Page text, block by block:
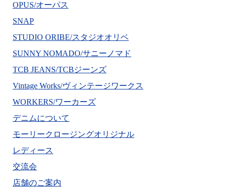
OPUS/オーパス
SNAP
STUDIO ORIBE/スタジオオリベ
SUNNY NOMADO/サニーノマド
TCB JEANS/TCBジーンズ
Vintage Works/ヴィンテージワークス
WORKERS/ワーカーズ
デニムについて
モーリークロージングオリジナル
レディース
交流会
店舗のご案内